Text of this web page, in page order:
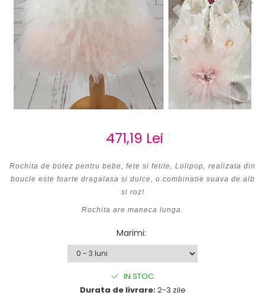
Cercei de aur lungi cu lant
Cercei din aur tortite
Cercei din aur alb
Cercei aur cu surub
471,19 Lei
Rochita de botez pentru bebe, fete si fetite, Lolipop, realizata din
boucle este foarte dragalasa si dulce, o combinatie suava de alb
si roz!
Rochita are maneca lunga.
Marimi:
IN STOC
Durata de livrare:2-3 zile